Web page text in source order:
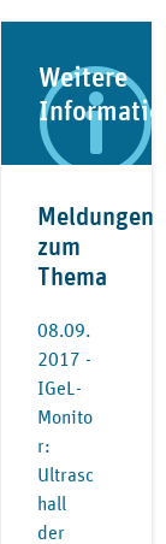
Weitere
Meldungen
zum
Thema
08.09.
2017 -
IGeL-
Monito
r:
Ultrasc
hall
der